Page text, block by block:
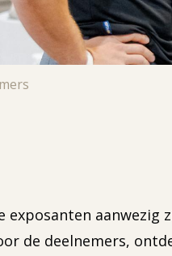
exposanten aanwezig
de deelnemers,